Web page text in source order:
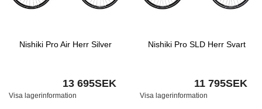
Nishiki Pro Air Herr Silver
13 695SEK
Visa lagerinformation
Nishiki Pro SLD Herr Svart
11 795SEK
Visa lagerinformation